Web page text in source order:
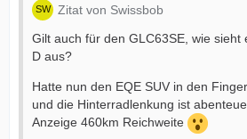
Zitat von Swissbob
Gilt auch für den GLC63SE, wie sieht
D aus?
Hatte nun den EQE SUV in den
und die Hinterradlenkung ist
Anzeige 460km Reichweite